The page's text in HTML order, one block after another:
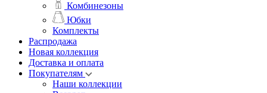
Комбинезоны
Юбки
Комплекты
Распродажа
Новая коллекция
Доставка и оплата
Покупателям
Наши коллекции